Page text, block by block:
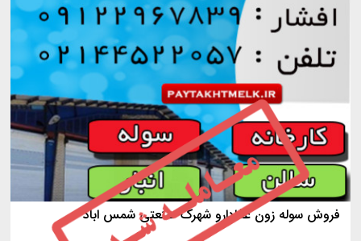
فروش سوله زون غذادارو شهرک صنعتی شمس اباد